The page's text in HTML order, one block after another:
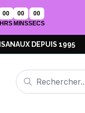
00
HRS
00
MINS
00
SECS
DEPUIS 1995